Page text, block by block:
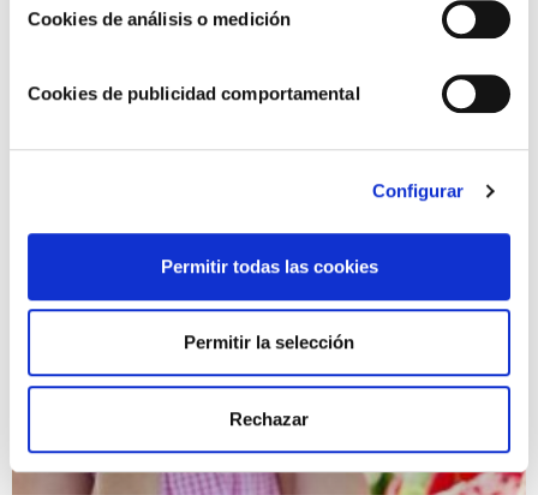
Cookies de análisis o medición
Cookies de publicidad comportamental
Configurar
Permitir todas las cookies
Permitir la selección
Rechazar